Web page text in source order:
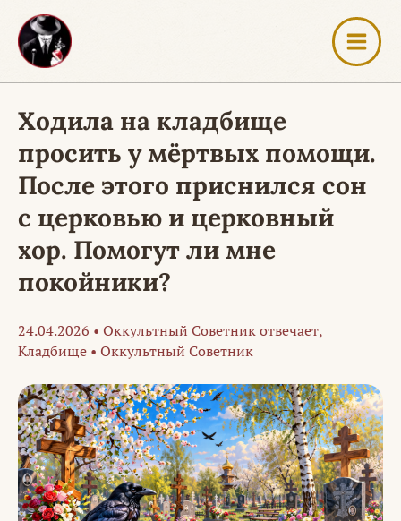
Перейти
содержимому
Ходила на кладбище
просить у мёртвых помощи.
После этого приснился сон
с церковью и церковный
хор. Помогут ли мне
покойники?
24.04.2026 • Оккультный Советник отвечает,
Кладбище • Оккультный Советник